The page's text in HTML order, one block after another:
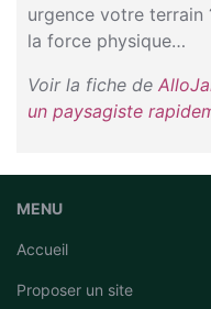
urgence votre terrain
la force physique…
Voir la fiche de
un paysagiste
MENU
Accueil
Proposer un site